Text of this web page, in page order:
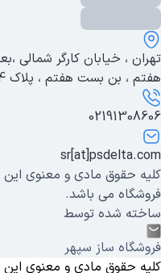
تهران ، خیابان کارگر شمالی
هفتم ، بن بست هفتم ، پلاک 4 ، طبقه 1 و 2
02191308606
sr[at]psdelta.com
کلیه حقوق مادی و معنوی
فروشگاه می باشد.
ساخته شده توسط
فروشگاه ساز سپهر
کلیه حقوق مادی و معنوی